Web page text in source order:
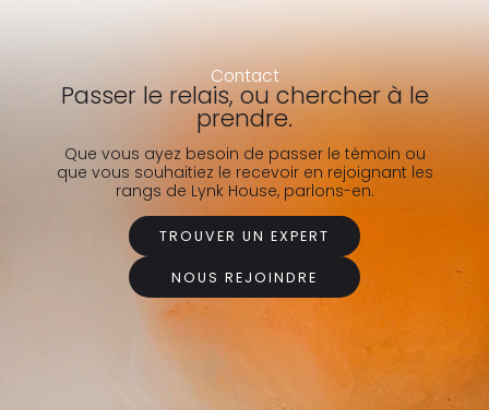
Contact
Passer le relais, ou chercher à le
prendre.
Que vous ayez besoin de passer le témoin ou
que vous souhaitiez le recevoir en rejoignant les
rangs de Lynk House, parlons-en.
TROUVER UN EXPERT
NOUS REJOINDRE